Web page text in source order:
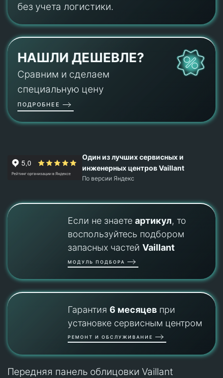
без учета логистики.
НАШЛИ ДЕШЕВЛЕ?
Сравним и сделаем
специальную цену
ПОДРОБНЕЕ
Один из лучших сервисных и
инженерных центров Vaillant
По версии Яндекс
Если не знаете артикул, то
воспользуйтесь подбором
запасных частей Vaillant
МОДУЛЬ ПОДБОРА
Гарантия 6 месяцевпри
установке сервисным центром
РЕМОНТ И ОБСЛУЖИВАНИЕ
Передняя панель облицовки Vaillant